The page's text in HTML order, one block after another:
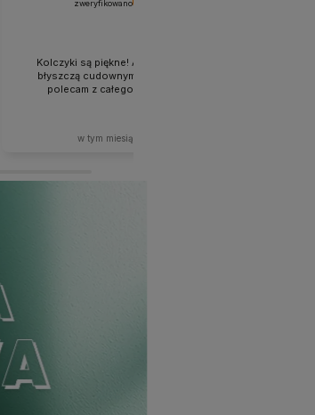
zweryfikowano
Kolczyki są piękne! A kamienie
błyszczą cudownym blaskiem,
polecam z całego serca❤️
w tym miesiącu